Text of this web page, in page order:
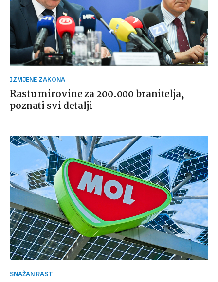
IZMJENE ZAKONA
Rastu mirovine za 200.000 branitelja,
poznati svi detalji
SNAŽAN RAST